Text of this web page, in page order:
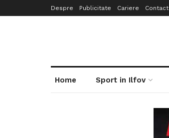
Despre Publicitate Cariere Contact
Home Sport in Ilfov